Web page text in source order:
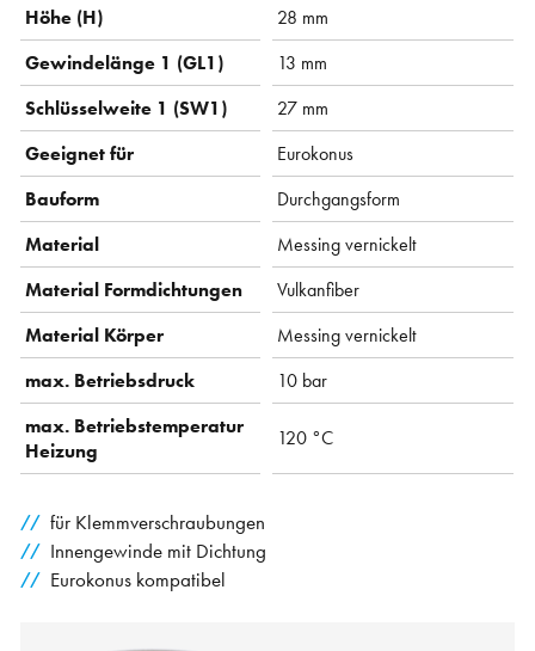
Höhe (H)
28 mm
Gewindelänge 1 (GL1)
13 mm
Schlüsselweite 1 (SW1)
27 mm
Geeignet für
Eurokonus
Bauform
Durchgangsform
Material
Messing vernickelt
Material Formdichtungen
Vulkanfiber
Material Körper
Messing vernickelt
max. Betriebsdruck
10 bar
max. Betriebstemperatur
Heizung
120 °C
für Klemmverschraubungen
Innengewinde mit Dichtung
Eurokonus kompatibel